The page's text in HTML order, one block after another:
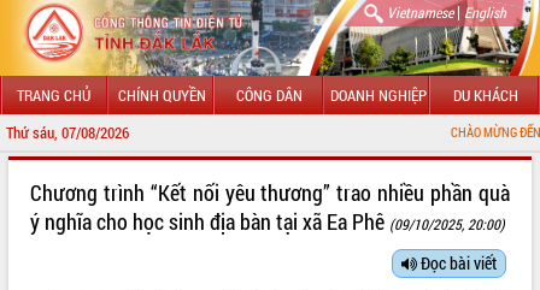
Vietnamese| English
TRANG CHỦ CHÍNH QUYỀN CÔNG DÂN DOANH NGHIỆP DU KHÁCH
Thứ sáu, 07/08/2026 CHÀO MỪNG ĐẾN VỚI CỔNG
LÃNH ĐẠO UBND TỈNH
Chương trình “Kết nối yêu thương” trao nhiều phần quà
ý nghĩa cho học sinh địa bàn tại xã Ea Phê (09/10/2025, 20:00)
Đọc bài viết